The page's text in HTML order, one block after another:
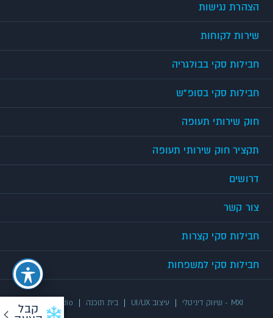
קבל
הצהרת נגישות
שירות לקוחות
חבילות סקי בבולגריה
חבילות סקי בסופ"ש
חוק שירותי תעופה
תקציר חוק שירותי תעופה
דרושים
צור קשר
חבילות סקי קצרות
חבילות סקי למשפחות
UX/UI Studio בית תוכנה עיצוב UI/UX MXI - שיווק דיגיטלי